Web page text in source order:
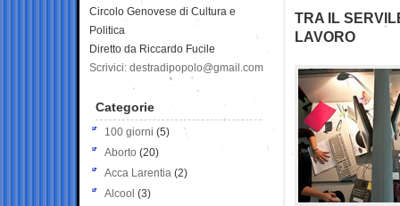
TRA IL
LAVORO
Circolo Genovese di Cultura e
Politica
Diretto da Riccardo Fucile
Scrivici: destradipopolo@gmail.com
Categorie
100 giorni (5)
Aborto (20)
Acca Larentia (2)
Alcool (3)